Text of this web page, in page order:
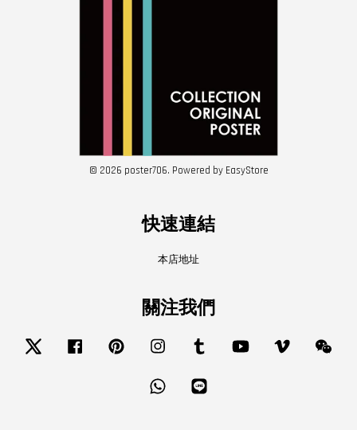
© 2026 poster706. Powered by EasyStore
快速連結
本店地址
關注我們
Twitter Facebook Pinterest Instagram Tumblr YouTube Vimeo
Whatsapp